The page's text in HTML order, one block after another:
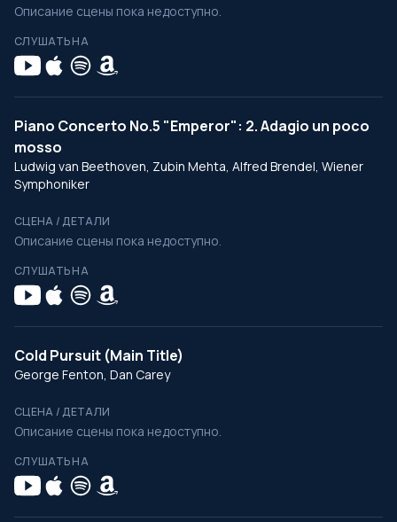
Описание сцены пока недоступно.
СЛУШАТЬ НА
Piano Concerto No.5 "Emperor": 2. Adagio un poco
mosso
Ludwig van Beethoven, Zubin Mehta, Alfred Brendel, Wiener
Symphoniker
СЦЕНА / ДЕТАЛИ
Описание сцены пока недоступно.
СЛУШАТЬ НА
Cold Pursuit (Main Title)
George Fenton, Dan Carey
СЦЕНА / ДЕТАЛИ
Описание сцены пока недоступно.
СЛУШАТЬ НА